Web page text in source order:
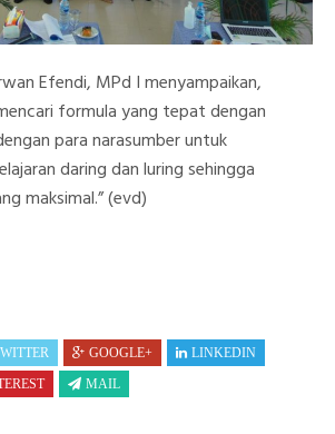
Efendi, MPd I menyampaikan,
formula yang tepat dengan
para narasumber untuk
daring dan luring sehingga
maksimal.” (evd)
GOOGLE+
LINKEDIN
MAIL